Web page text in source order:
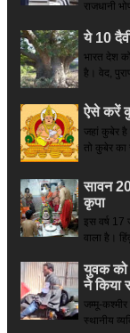
राजधानी
ये 10
भारत देश
है। वेद,
ऐसे करें
जहां कुबेर है­
तो कुबेर का
सावन
कृपा
इस वर्ष
वाला है।
युवक को
ने किया
जम्मू-
स्थानीय